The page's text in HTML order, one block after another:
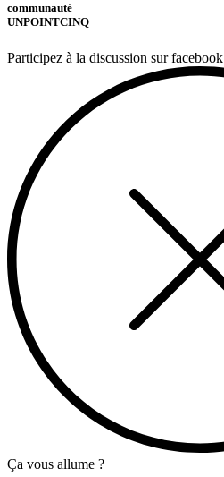
communauté
UNPOINTCINQ
Participez à la discussion sur facebook
Ça vous allume ?